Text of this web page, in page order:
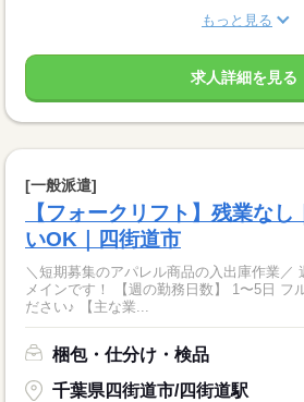
もっと見る
求人詳細を見る
[一般派遣]
【フォークリフト】残業な
いOK｜四街道市
＼短期募集のアパレル商品の入出庫作業
メインです！ 【週の勤務日数】 1〜5日 フルタイム勤務もご相談く
ださい♪ 【主な業...
梱包・仕分け・検品
千葉県四街道市/四街道駅